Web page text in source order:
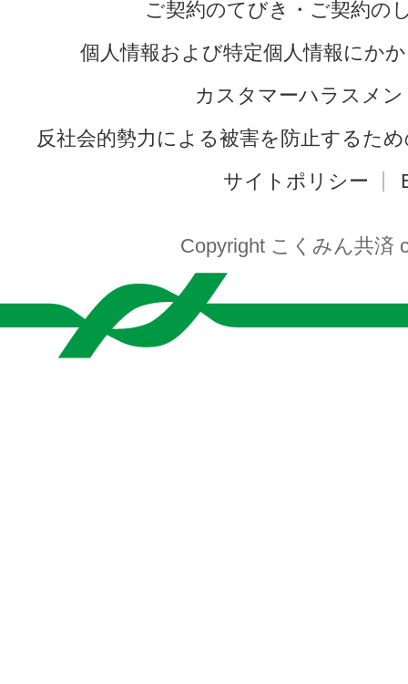
ご契約のてびき・ご契約の
個人情報および特定個人情報にか
カスタマーハラスメ
反社会的勢力による被害を防止するた
サイトポリシー
Copyright こくみん共済